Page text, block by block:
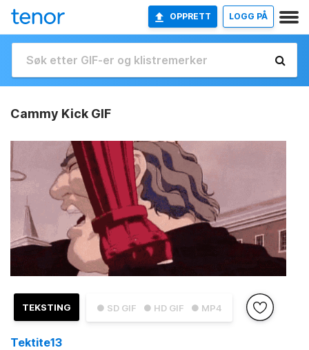
OPPRETT LOGG PÅ
Cammy Kick GIF
● SD GIF ● HD GIF ● MP4
TEKSTING
Tektite13